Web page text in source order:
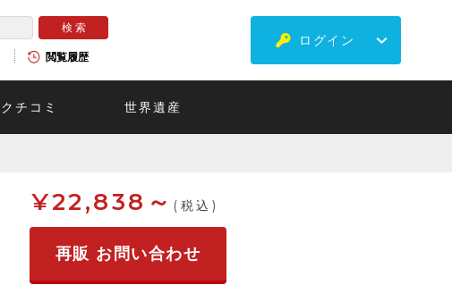
閲覧履歴
ログイン
クチコミ 世界遺産
¥22,838～ (税込)
再販 お問い合わせ